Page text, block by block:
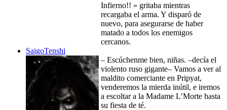
SaigoTenshi
Infierno!! » gritaba mientras
recargaba el arma. Y disparó de
nuevo, para asegurarse de haber
matado a todos los enemigos
cercanos.
– Escúchenme bien, niñas. –decía el
violento ruso gigante– Vamos a ver al
maldito comerciante en Pripyat,
venderemos la mierda inútil, e iremos
a escoltar a la Madame L’Morte hasta
su fiesta de té.